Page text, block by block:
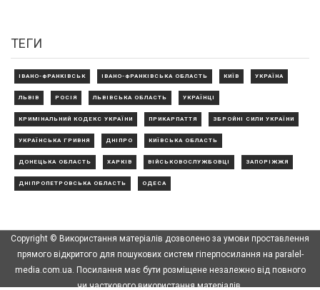
ТЕГИ
ІВАНО-ФРАНКІВСЬК ІВАНО-ФРАНКІВСЬКА ОБЛАСТЬ КИЇВ УКРАЇНА
ЛЬВІВ РОСІЯ ЛЬВІВСЬКА ОБЛАСТЬ УКРАЇНЦІ
КРИМІНАЛЬНИЙ КОДЕКС УКРАЇНИ ПРИКАРПАТТЯ ЗБРОЙНІ СИЛИ УКРАЇНИ
УКРАЇНСЬКА ГРИВНЯ ДНІПРО КИЇВСЬКА ОБЛАСТЬ
ДОНЕЦЬКА ОБЛАСТЬ ХАРКІВ ВІЙСЬКОВОСЛУЖБОВЦІ ЗАПОРІЖЖЯ
ДНІПРОПЕТРОВСЬКА ОБЛАСТЬ ОДЕСА
Copyright © Використання матеріалів дозволено за умови проставлення
прямого відкритого для пошукових систем гіперпосилання на paralel-
media.com.ua. Посилання має бути розміщене незалежно від повного
чи часткового використання матеріалів.